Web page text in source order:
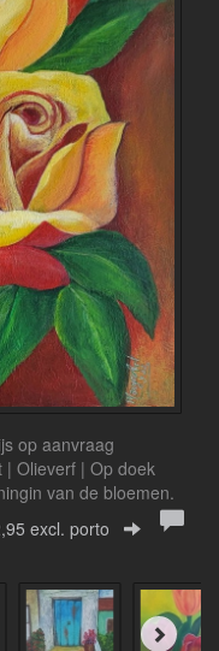
op aanvraag
| Olieverf | Op doek
van de bloemen.
excl. porto